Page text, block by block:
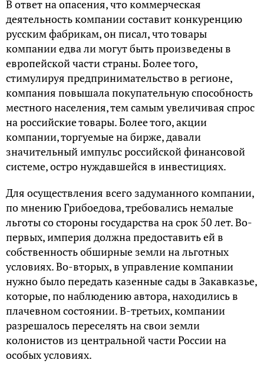
В ответ на опасения, что коммерческая
деятельность компании составит конкуренцию
русским фабрикам, он писал, что товары
компании едва ли могут быть произведены в
европейской части страны. Более того,
стимулируя предпринимательство в регионе,
компания повышала покупательную способность
местного населения, тем самым увеличивая спрос
на российские товары. Более того, акции
компании, торгуемые на бирже, давали
значительный импульс российской финансовой
системе, остро нуждавшейся в инвестициях.
Для осуществления всего задуманного компании,
по мнению Грибоедова, требовались немалые
льготы со стороны государства на срок 50 лет. Во-
первых, империя должна предоставить ей в
собственность обширные земли на льготных
условиях. Во-вторых, в управление компании
нужно было передать казенные сады в Закавказье,
которые, по наблюдению автора, находились в
плачевном состоянии. В-третьих, компании
разрешалось переселять на свои земли
колонистов из центральной части России на
особых условиях.